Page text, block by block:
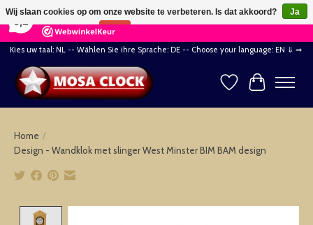
8,2
164 Reviews ×
Kies uw taal: NL -- Wählen Sie ihre Sprache: DE -- Choose your language: EN ⇓ ⇒
Verlanglijst
Home /
Design - Wandklok met slinger West Minster BIM BAM design
Wij slaan cookies op om onze website te verbeteren. Is dat akkoord?
Ja
Nee